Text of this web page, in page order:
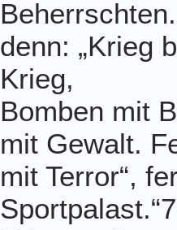
denn: „Krieg
Krieg,
Bomben mit
mit Gewalt.
mit Terror“,
Sportpalast.“7